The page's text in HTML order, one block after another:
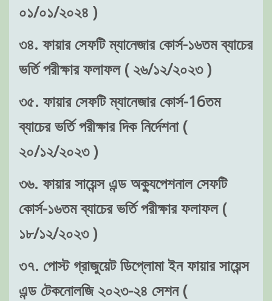
০১/০১/২০২৪ )
৩৪. ফায়ার সেফটি ম্যানেজার কোর্স-১৬তম ব্যাচের
ভর্তি পরীক্ষার ফলাফল ( ২৬/১২/২০২৩ )
৩৫. ফায়ার সেফটি ম্যানেজার কোর্স-16তম
ব্যাচের ভর্তি পরীক্ষার দিক নির্দেশনা (
২০/১২/২০২৩ )
৩৬. ফায়ার সায়েন্স এন্ড অক্যুপেশনাল সেফটি
কোর্স-১৬তম ব্যাচের ভর্তি পরীক্ষার ফলাফল (
১৮/১২/২০২৩ )
৩৭. পোস্ট গ্রাজুয়েট ডিপ্লোমা ইন ফায়ার সায়েন্স
এন্ড টেকনোলজি ২০২৩-২৪ সেশন (